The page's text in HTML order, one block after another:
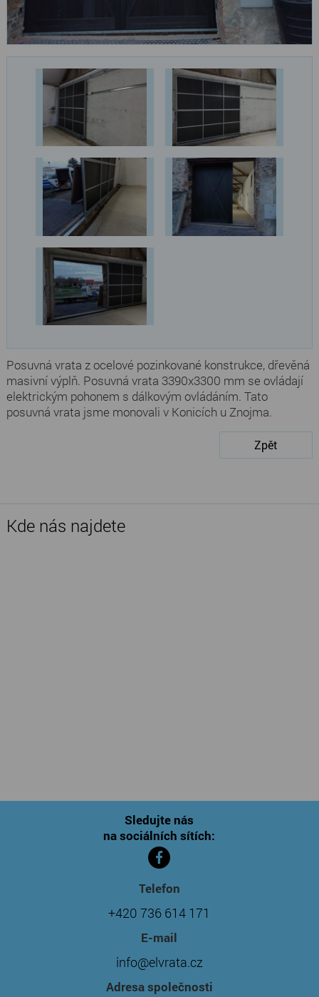
Posuvná vrata z ocelové pozinkované konstrukce, dřevěná
masivní výplň. Posuvná vrata 3390x3300 mm se ovládají
elektrickým pohonem s dálkovým ovládáním. Tato
posuvná vrata jsme monovali v Konicích u Znojma.
Zpět
Kde nás najdete
Sledujte nás
na sociálních sítích:
Telefon
+420 736 614 171
E-mail
info@elvrata.cz
Adresa společnosti